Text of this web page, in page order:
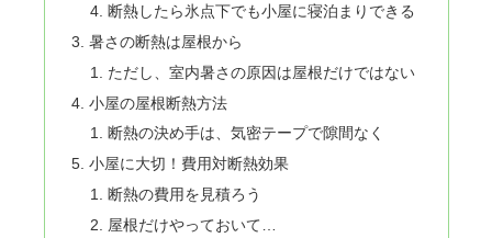
断熱したら氷点下でも小屋に寝泊まりできる
暑さの断熱は屋根から
ただし、室内暑さの原因は屋根だけではない
小屋の屋根断熱方法
断熱の決め手は、気密テープで隙間なく
小屋に大切！費用対断熱効果
断熱の費用を見積ろう
屋根だけやっておいて…